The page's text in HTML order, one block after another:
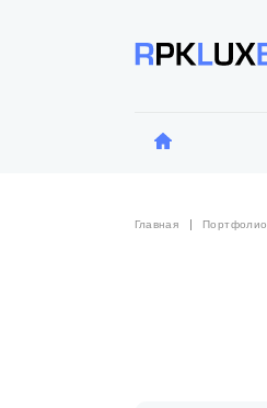
Главная Портфолио